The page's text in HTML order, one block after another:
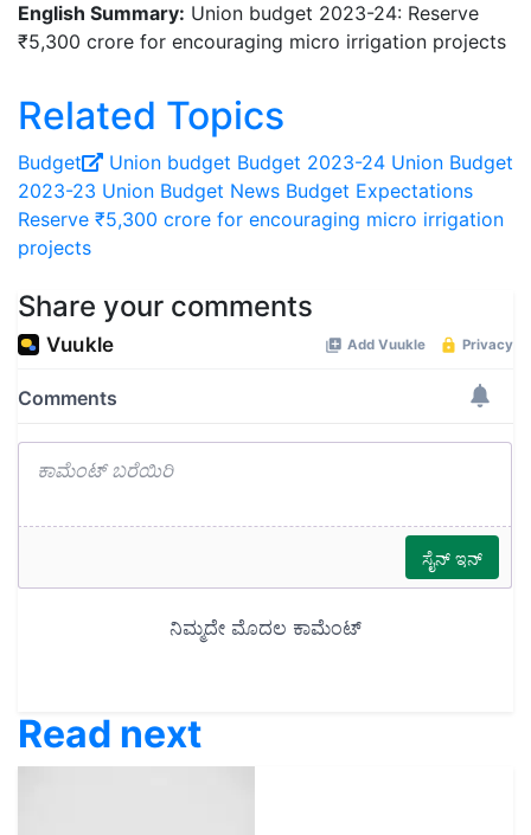
English Summary: Union budget 2023-24: Reserve
₹5,300 crore for encouraging micro irrigation projects
Related Topics
Budget Union budget Budget 2023-24 Union Budget
2023-23 Union Budget News Budget Expectations
Reserve ₹5,300 crore for encouraging micro irrigation
projects
Share your comments
Read next